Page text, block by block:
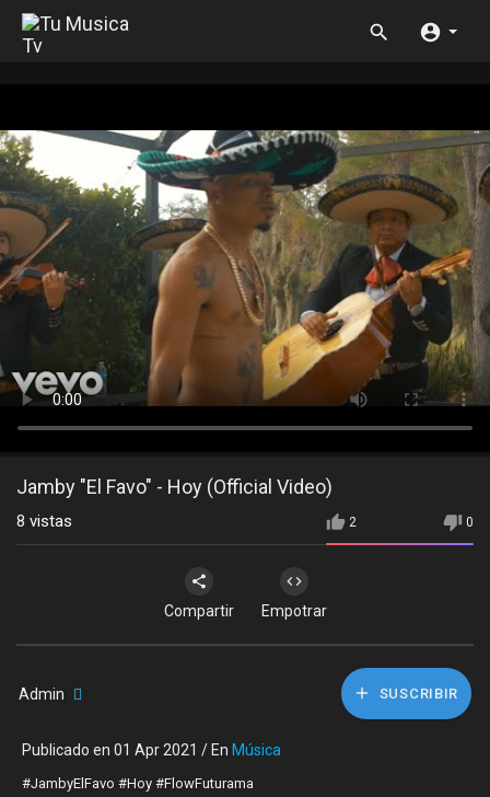
Jamby "El Favo" - Hoy (Official Video)
2 0
8 vistas
Compartir Empotrar
Admin SUSCRIBIR
Publicado en 01 Apr 2021 / En Música
#JambyElFavo #Hoy #FlowFuturama